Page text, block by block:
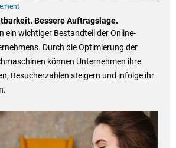
Bessere Auftragslage.
ein wichtiger Bestandteil der Online-
Durch die Optimierung der
können Unternehmen ihre
Besucherzahlen steigern und infolge ihr